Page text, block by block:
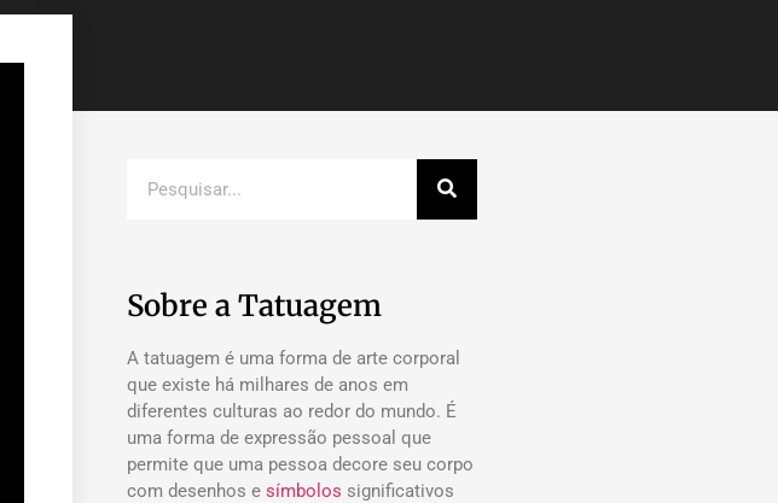
Sobre a Tatuagem
A tatuagem é uma forma de arte corporal
que existe há milhares de anos em
diferentes culturas ao redor do mundo. É
uma forma de expressão pessoal que
permite que uma pessoa decore seu corpo
com desenhos e símbolos significativos